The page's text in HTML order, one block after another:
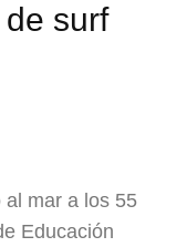
surf
al mar a los 55
Educación